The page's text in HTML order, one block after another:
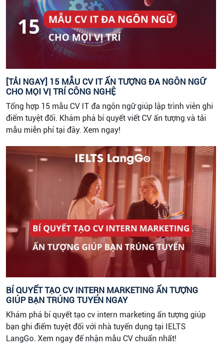
[TẢI NGAY] 15 MẪU CV IT ẤN TƯỢNG ĐA NGÔN NGỮ
CHO MỌI VỊ TRÍ CÔNG NGHỆ
Tổng hợp 15 mẫu CV IT đa ngôn ngữ giúp lập trình viên ghi
điểm tuyệt đối. Khám phá bí quyết viết CV ấn tượng và tải
mẫu miễn phí tại đây. Xem ngay!
BÍ QUYẾT TẠO CV INTERN MARKETING ẤN TƯỢNG
GIÚP BẠN TRÚNG TUYỂN NGAY
Khám phá bí quyết tạo cv intern marketing ấn tượng giúp
bạn ghi điểm tuyệt đối với nhà tuyển dụng tại IELTS
LangGo. Xem ngay để nhận mẫu CV chuẩn nhất!